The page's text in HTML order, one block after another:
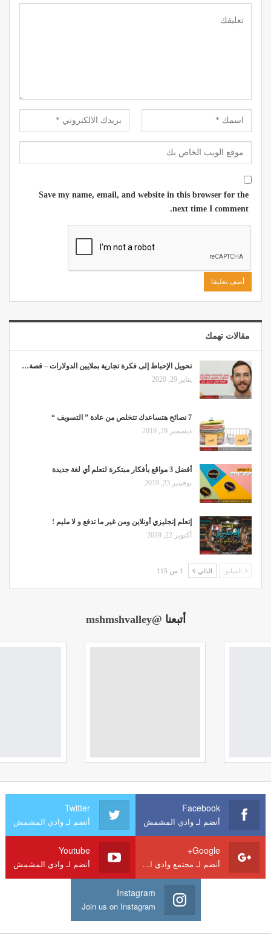
Save my name, email, and website in this browser for the
next time I comment.
مقالات تهمك
تحويل الإحباط إلى فكرة تجارية بملايين الدولارات – قصة…
يناير 29, 2020
7 نصائح هتساعدك تتخلص من عادة ” التسويف “
ديسمبر 29, 2019
أفضل 3 مواقع بأفكار مبتكرة لتعلم أي لغة جديدة
نوفمبر 23, 2019
إتعلم إنجليزي أونلاين ومن غير ما تدفع و لا مليم !
أكتوبر 22, 2019
السابق التالي 1 من 115
أتبعنا @mshmshvalley
Facebook
أنضم لـ وادي المشمش
Twitter
أنضم لـ وادي المشمش
Google+
أنضم لـ مجتمع وادي المشمش
Youtube
أنضم لـ وادي المشمش
Instagram
Join us on Instagram